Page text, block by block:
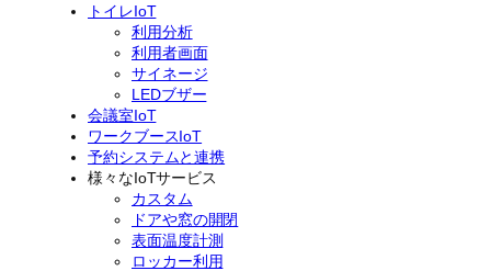
トイレIoT
利用分析
利用者画面
サイネージ
LEDブザー
会議室IoT
ワークブースIoT
予約システムと連携
様々なIoTサービス
カスタム
ドアや窓の開閉
表面温度計測
ロッカー利用